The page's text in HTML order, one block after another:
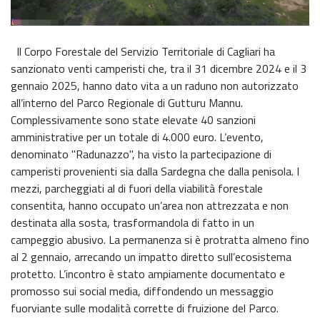
Il Corpo Forestale del Servizio Territoriale di Cagliari ha
sanzionato venti camperisti che, tra il 31 dicembre 2024 e il 3
gennaio 2025, hanno dato vita a un raduno non autorizzato
all’interno del Parco Regionale di Gutturu Mannu.
Complessivamente sono state elevate 40 sanzioni
amministrative per un totale di 4.000 euro. L’evento,
denominato "Radunazzo", ha visto la partecipazione di
camperisti provenienti sia dalla Sardegna che dalla penisola. I
mezzi, parcheggiati al di fuori della viabilità forestale
consentita, hanno occupato un’area non attrezzata e non
destinata alla sosta, trasformandola di fatto in un
campeggio abusivo. La permanenza si è protratta almeno fino
al 2 gennaio, arrecando un impatto diretto sull’ecosistema
protetto. L’incontro è stato ampiamente documentato e
promosso sui social media, diffondendo un messaggio
fuorviante sulle modalità corrette di fruizione del Parco.